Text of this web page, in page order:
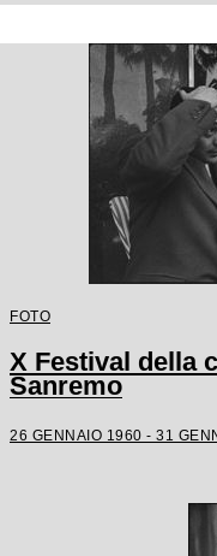
FOTO
X Festival della
Sanremo
26 GENNAIO 1960 - 31